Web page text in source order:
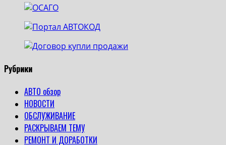
Купить
полис
ОСАГО
онлайн
Рубрики
АВТО обзор
НОВОСТИ
ОБСЛУЖИВАНИЕ
РАСКРЫВАЕМ ТЕМУ
РЕМОНТ И ДОРАБОТКИ